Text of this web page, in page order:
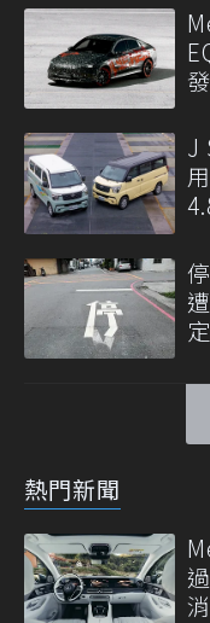
J
定
熱門新聞